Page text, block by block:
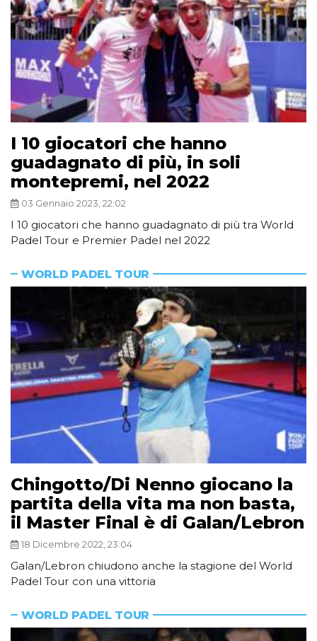
I 10 giocatori che hanno
guadagnato di più, in soli
montepremi, nel 2022
03 Gennaio 2023, 22:02
I 10 giocatori che hanno guadagnato di più tra World
Padel Tour e Premier Padel nel 2022
WORLD PADEL TOUR
Chingotto/Di Nenno giocano la
partita della vita ma non basta,
il Master Final è di Galan/Lebron
18 Dicembre 2022, 23:04
Galan/Lebron chiudono anche la stagione del World
Padel Tour con una vittoria
WORLD PADEL TOUR